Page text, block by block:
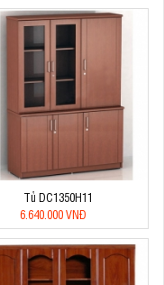
Tủ DC1350H11
6.640.000 VNĐ